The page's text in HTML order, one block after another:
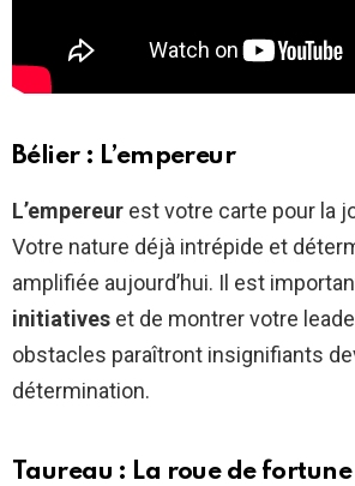
Bélier : L’empereur
L’empereur est votre carte pour la
Votre nature déjà intrépide et
amplifiée aujourd’hui. Il est
initiatives et de montrer votre
obstacles paraîtront insignifiants
détermination.
Taureau : La roue de fortune